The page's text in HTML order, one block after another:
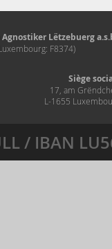
Lëtzebuerg
F8374)
Siège
17, am
L-1655
/ IBAN